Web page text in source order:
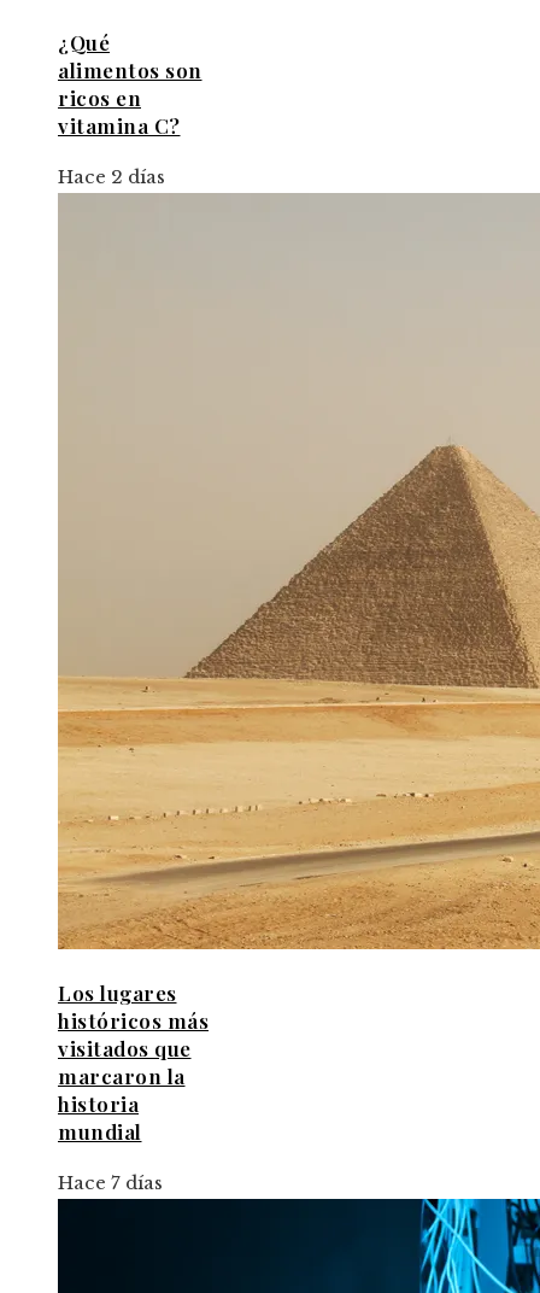
¿Qué
alimentos son
ricos en
vitamina C?
Hace 2 días
Los lugares
históricos más
visitados que
marcaron la
historia
mundial
Hace 7 días